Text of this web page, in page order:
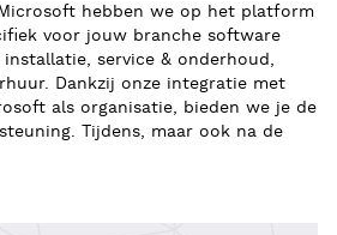
hebben we op het platform
voor jouw branche software
service & onderhoud,
Dankzij onze integratie met
als organisatie, bieden we je de
Tijdens, maar ook na de